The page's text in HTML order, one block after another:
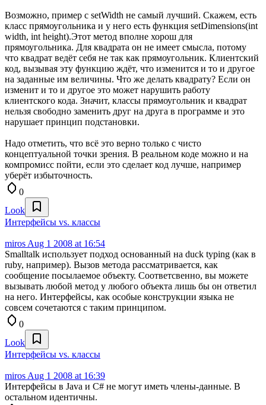
Возможно, пример с setWidth не самый лучший. Скажем, есть
класс прямоугольника и у него есть функция setDimensions(int
width, int height).Этот метод вполне хорош для
прямоугольника. Для квадрата он не имеет смысла, потому
что квадрат ведёт себя не так как прямоугольник. Клиентский
код, вызывая эту функцию ждёт, что изменится и то и другое
на заданные им величины. Что же делать квадрату? Если он
изменит и то и другое это может нарушить работу
клиентского кода. Значит, классы прямоугольник и квадрат
нельзя свободно заменить друг на друга в программе и это
нарушает принцип подстановки.
Надо отметить, что всё это верно только с чисто
концептуальной точки зрения. В реальном коде можно и на
компромисс пойти, если это сделает код лучше, например
уберёт избыточность.
0
Look
Интерфейсы vs. классы
miros Aug 1 2008 at 16:54
Smalltalk использует подход основанный на duck typing (как в
ruby, например). Вызов метода рассматривается, как
сообщение посылаемое объекту. Соответсвенно, вы можете
вызывать любой метод у любого объекта лишь бы он ответил
на него. Интерфейсы, как особые конструкции языка не
совсем сочетаются с таким принципом.
0
Look
Интерфейсы vs. классы
miros Aug 1 2008 at 16:39
Интерфейсы в Java и C# не могут иметь члены-данные. В
остальном идентичны.